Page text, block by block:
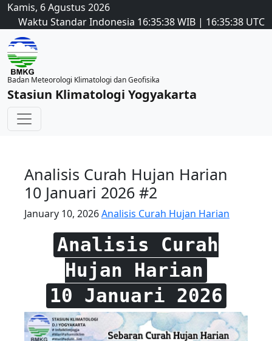
Kamis, 6 Agustus 2026
Waktu Standar Indonesia 16:35:38WIB | 16:35:38 UTC
Badan Meteorologi Klimatologi dan Geofisika
Stasiun Klimatologi Yogyakarta
Analisis Curah Hujan Harian
10 Januari 2026 #2
January 10, 2026Analisis Curah Hujan Harian
Analisis Curah
Hujan Harian
10 Januari 2026